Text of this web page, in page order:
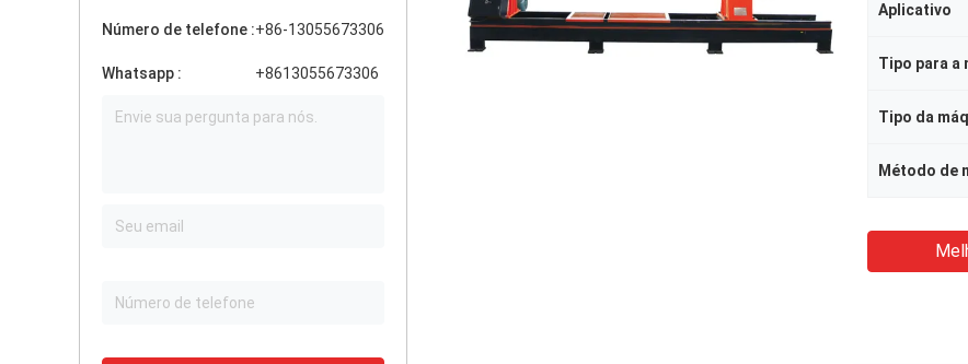
Número de telefone :+86-13055673306
Whatsapp : +8613055673306
Aplicativo
Método de